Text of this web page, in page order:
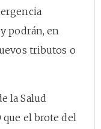
podrán, en
tributos o
la Salud
que el brote del